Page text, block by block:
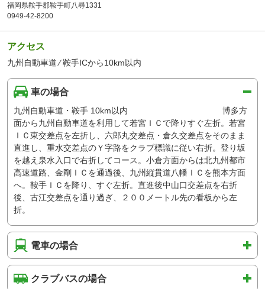
福岡県鞍手郡鞍手町八尋1331
0949-42-8200
アクセス
九州自動車道 ⁄ 鞍手ICから10km以内
車の場合
九州自動車道・鞍手 10km以内 博多方
面から九州自動車道を利用して若宮ＩＣで降りすぐ左折。若宮
ＩＣ東交差点を左折し、六郎丸交差点・倉久交差点をそのまま
直進し、重水交差点のＹ字路をクラブ標識に従い右折。登り坂
を越え泉水入口で右折してコース。小倉方面からは北九州都市
高速道路、金剛ＩＣを通過後、九州縦貫道八幡ＩＣを熊本方面
へ。鞍手ＩＣを降り、すぐ左折。直進後中山口交差点を右折
後、古江交差点を通り過ぎ、２００メートル先の看板から左
折。
電車の場合
クラブバスの場合